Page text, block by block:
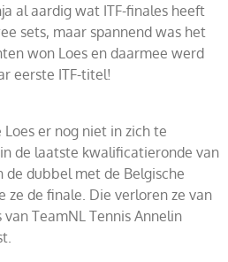
al aardig wat ITF-finales heeft
sets, maar spannend was het
won Loes en daarmee werd
eerste ITF-titel!
er nog niet in zich te
de laatste kwalificatieronde van
de dubbel met de Belgische
ze de finale. Die verloren ze van
TeamNL Tennis Annelin